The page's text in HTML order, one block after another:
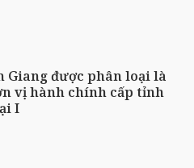
Giang được phân loại là
vị hành chính cấp tỉnh
I